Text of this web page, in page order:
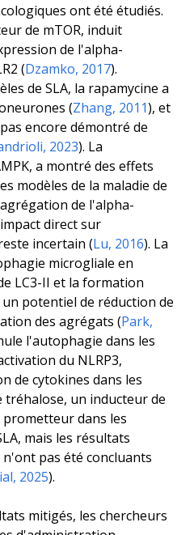
ont été étudiés.
de mTOR, induit
de l'alpha-
(Dzamko, 2017).
de SLA, la rapamycine a
(Zhang, 2011), et
encore démontré de
2023). La
a montré des effets
modèles de la maladie de
de l'alpha-
direct sur
incertain (Lu, 2016). La
microgliale en
LC3-II et la formation
potentiel de réduction de
des agrégats (Park,
l'autophagie dans les
du NLRP3,
de cytokines dans les
tréhalose, un inducteur de
dans les
mais les résultats
pas été concluants
2025).
mitigés, les chercheurs